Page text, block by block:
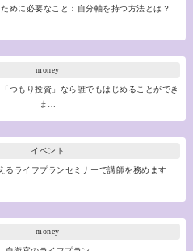
めに必要なこと：自分軸を持つ方法とは？
money
つもり投資」なら誰でもはじめることができ
ま…
イベント
るライフプランセミナーで講師を務めます
money